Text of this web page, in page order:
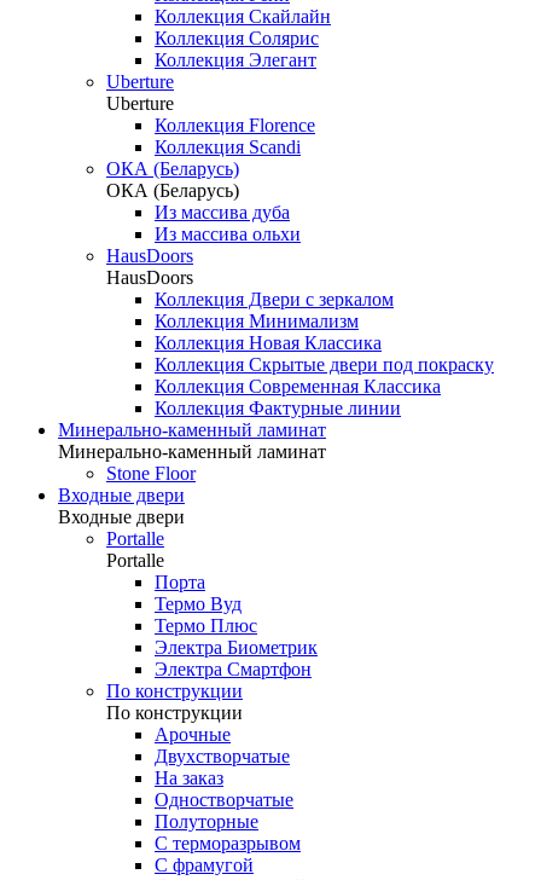
Коллекция Скайлайн
Коллекция Солярис
Коллекция Элегант
Uberture
Uberture
Коллекция Florence
Коллекция Scandi
ОКА (Беларусь)
ОКА (Беларусь)
Из массива дуба
Из массива ольхи
HausDoors
HausDoors
Коллекция Двери с зеркалом
Коллекция Минимализм
Коллекция Новая Классика
Коллекция Скрытые двери под покраску
Коллекция Современная Классика
Коллекция Фактурные линии
Минерально-каменный ламинат
Минерально-каменный ламинат
Stone Floor
Входные двери
Входные двери
Portalle
Portalle
Порта
Термо Вуд
Термо Плюс
Электра Биометрик
Электра Смартфон
По конструкции
По конструкции
Арочные
Двухстворчатые
На заказ
Одностворчатые
Полуторные
С терморазрывом
С фрамугой